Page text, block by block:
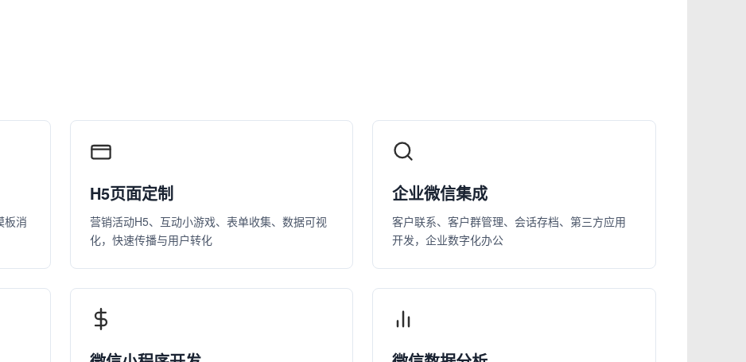
板消
H5页面定制
营销活动H5、互动小游戏、表单收集、数据可视
化，快速传播与用户转化
企业微信集成
客户联系、客户群管理、会话存档、第三方应用
开发，企业数字化办公